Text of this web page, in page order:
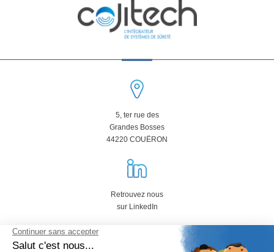
5, ter rue des
Grandes Bosses
44220 COUËRON
Retrouvez nous
sur LinkedIn